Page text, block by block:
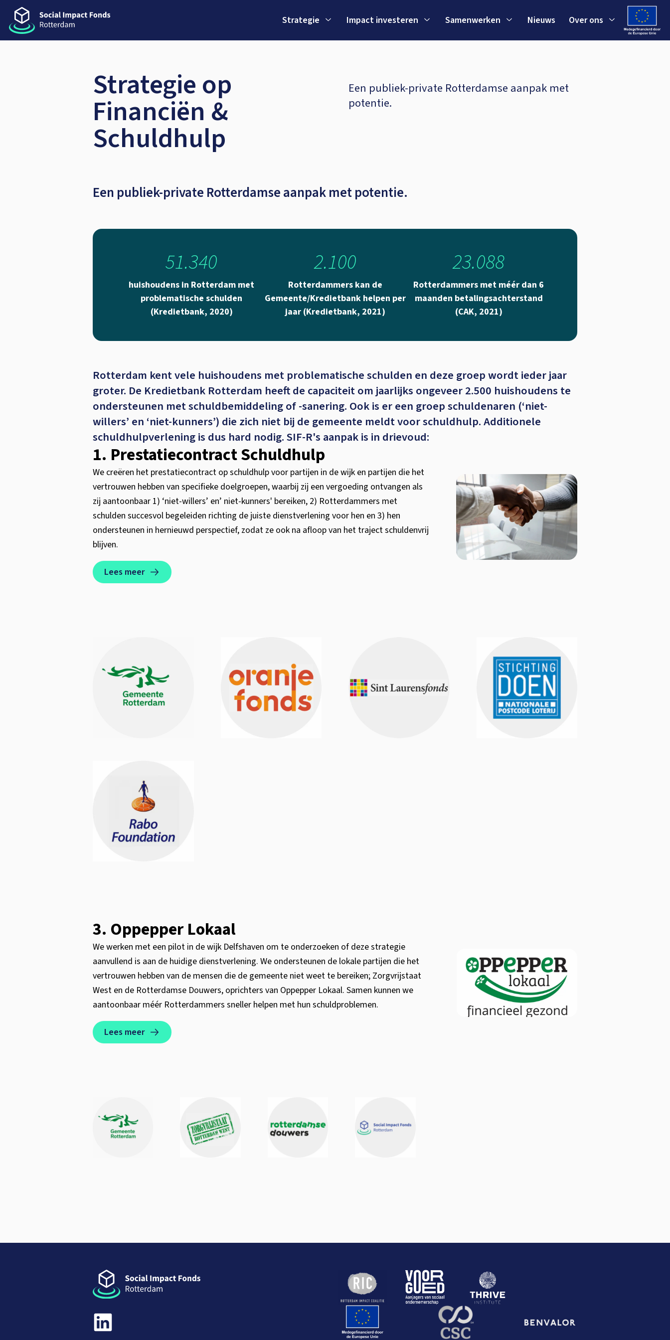
Strategie Impact investeren Samenwerken Nieuws Over ons
Strategie op
Financiën &
Schuldhulp
Een publiek-private Rotterdamse aanpak met
potentie.
Een publiek-private Rotterdamse aanpak met potentie.
51.340
huishoudens in Rotterdam met
problematische schulden
(Kredietbank, 2020)
2.100
Rotterdammers kan de
Gemeente/Kredietbank helpen per
jaar (Kredietbank, 2021)
23.088
Rotterdammers met méér dan 6
maanden betalingsachterstand
(CAK, 2021)
Rotterdam kent vele huishoudens met problematische schulden en deze groep wordt ieder jaar
groter. De Kredietbank Rotterdam heeft de capaciteit om jaarlijks ongeveer 2.500 huishoudens te
ondersteunen met schuldbemiddeling of -sanering. Ook is er een groep schuldenaren (‘niet-
willers’ en ‘niet-kunners’) die zich niet bij de gemeente meldt voor schuldhulp. Additionele
schuldhulpverlening is dus hard nodig. SIF-R's aanpak is in drievoud:
1. Prestatiecontract Schuldhulp
We creëren het prestatiecontract op schuldhulp voor partijen in de wijk en partijen die het
vertrouwen hebben van specifieke doelgroepen, waarbij zij een vergoeding ontvangen als
zij aantoonbaar 1) ‘niet-willers’ en’ niet-kunners' bereiken, 2) Rotterdammers met
schulden succesvol begeleiden richting de juiste dienstverlening voor hen en 3) hen
ondersteunen in hernieuwd perspectief, zodat ze ook na afloop van het traject schuldenvrij
blijven.
Lees meer
3. Oppepper Lokaal
We werken met een pilot in de wijk Delfshaven om te onderzoeken of deze strategie
aanvullend is aan de huidige dienstverlening. We ondersteunen de lokale partijen die het
vertrouwen hebben van de mensen die de gemeente niet weet te bereiken; Zorgvrijstaat
West en de Rotterdamse Douwers, oprichters van Oppepper Lokaal. Samen kunnen we
aantoonbaar méér Rotterdammers sneller helpen met hun schuldproblemen.
Lees meer